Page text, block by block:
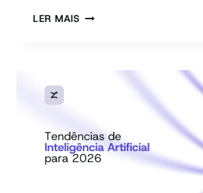
LER MAISAUTOMATIZAÇÃO
PRINCIPAIS
FERRAMENTAS